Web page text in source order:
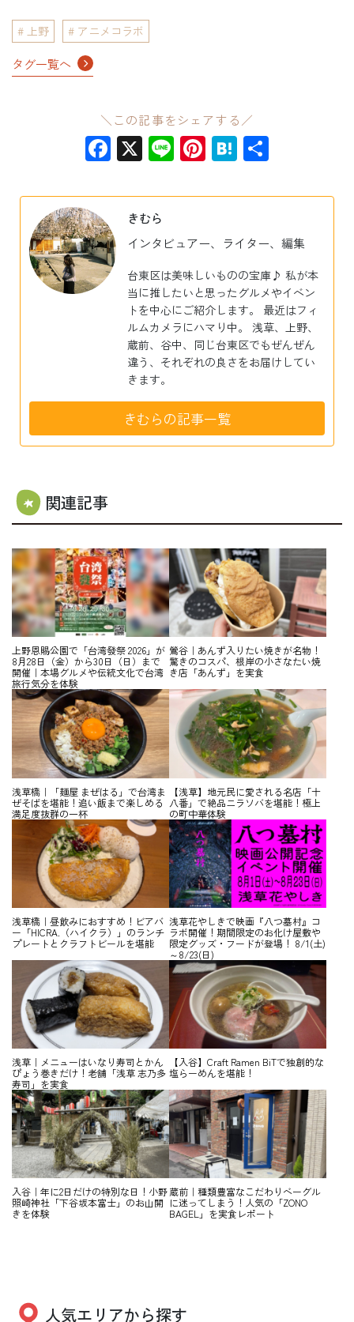
上野 アニメコラボ
タグ一覧へ
＼この記事をシェアする／
Facebook
X LinePinterest
Hatena
きむら
インタビュアー、ライター、編集
台東区は美味しいものの宝庫♪ 私が本
当に推したいと思ったグルメやイベン
トを中心にご紹介します。 最近はフィ
ルムカメラにハマり中。 浅草、上野、
蔵前、谷中、同じ台東区でもぜんぜん
違う、それぞれの良さをお届けしてい
きます。
きむらの記事一覧
関連記事
上野恩賜公園で「台湾發祭 2026」が
8月28日（金）から30日（日）まで
開催｜本場グルメや伝統文化で台湾
旅行気分を体験
鶯谷｜あんず入りたい焼きが名物！
驚きのコスパ、根岸の小さなたい焼
き店「あんず」を実食
浅草橋｜「麺屋 まぜはる」で台湾ま
ぜそばを堪能！追い飯まで楽しめる
満足度抜群の一杯
【浅草】地元民に愛される名店「十
八番」で絶品ニラソバを堪能！極上
の町中華体験
浅草橋｜昼飲みにおすすめ！ビアバ
ー「HICRA.（ハイクラ）」のランチ
プレートとクラフトビールを堪能
浅草花やしきで映画『八つ墓村』コ
ラボ開催！期間限定のお化け屋敷や
限定グッズ・フードが登場！ 8/1(土)
～8/23(日)
浅草｜メニューはいなり寿司とかん
ぴょう巻きだけ！老舗「浅草 志乃多
寿司」を実食
【入谷】Craft Ramen BiTで独創的な
塩らーめんを堪能！
入谷｜年に2日だけの特別な日！小野
照崎神社「下谷坂本富士」のお山開
きを体験
蔵前｜種類豊富なこだわりベーグル
に迷ってしまう！人気の「ZONO
BAGEL」を実食レポート
人気エリアから探す